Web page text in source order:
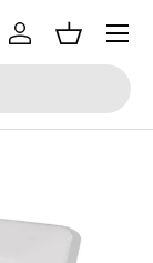
Einloggen
Menü